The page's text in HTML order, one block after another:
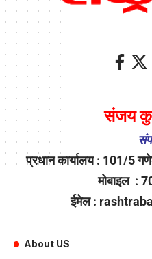
संजय
प्रधान कार्यालय : 101/5
मोबाइल :
ईमेल :
About US